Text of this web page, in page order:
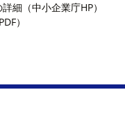
細（中小企業庁HP）
）